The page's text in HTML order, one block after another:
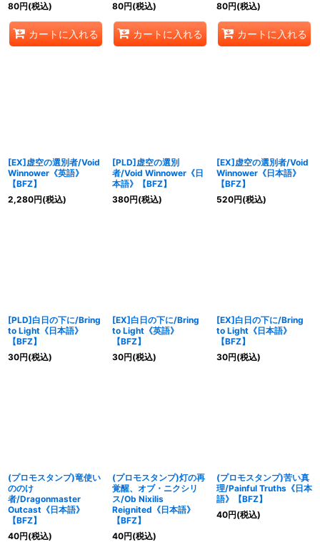
80円(税込)
カートに入れる
80円(税込)
カートに入れる
80円(税込)
カートに入れる
[EX]虚空の選別者/Void
Winnower《英語》
【BFZ】
2,280円(税込)
[PLD]虚空の選別
者/Void Winnower《日
本語》【BFZ】
380円(税込)
[EX]虚空の選別者/Void
Winnower《日本語》
【BFZ】
520円(税込)
[PLD]白日の下に/Bring
to Light《日本語》
【BFZ】
30円(税込)
[EX]白日の下に/Bring
to Light《英語》
【BFZ】
30円(税込)
[EX]白日の下に/Bring
to Light《日本語》
【BFZ】
30円(税込)
(プロモスタンプ)竜使い
ののけ
者/Dragonmaster
Outcast《日本語》
【BFZ】
40円(税込)
(プロモスタンプ)灯の再
覚醒、オブ・ニクシリ
ス/Ob Nixilis
Reignited《日本語》
【BFZ】
40円(税込)
(プロモスタンプ)苦い真
理/Painful Truths《日本
語》【BFZ】
40円(税込)